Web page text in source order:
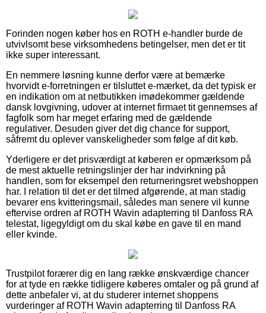
Forinden nogen køber hos en ROTH e-handler burde de
utvivlsomt bese virksomhedens betingelser, men det er tit
ikke super interessant.
En nemmere løsning kunne derfor være at bemærke
hvorvidt e-forretningen er tilsluttet e-mærket, da det typisk er
en indikation om at netbutikken imødekommer gældende
dansk lovgivning, udover at internet firmaet tit gennemses af
fagfolk som har meget erfaring med de gældende
regulativer. Desuden giver det dig chance for support,
såfremt du oplever vanskeligheder som følge af dit køb.
Yderligere er det prisværdigt at køberen er opmærksom på
de mest aktuelle retningslinjer der har indvirkning på
handlen, som for eksempel den returneringsret webshoppen
har. I relation til det er det tilmed afgørende, at man stadig
bevarer ens kvitteringsmail, således man senere vil kunne
eftervise ordren af ROTH Wavin adapterring til Danfoss RA
telestat, ligegyldigt om du skal købe en gave til en mand
eller kvinde.
Trustpilot forærer dig en lang række ønskværdige chancer
for at tyde en række tidligere køberes omtaler og på grund af
dette anbefaler vi, at du studerer internet shoppens
vurderinger af ROTH Wavin adapterring til Danfoss RA